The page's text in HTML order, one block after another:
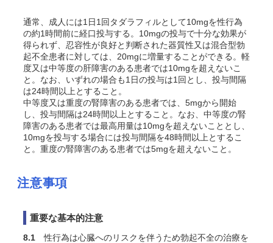
通常、成人には1日1回タダラフィルとして10mgを性行為
の約1時間前に経口投与する。10mgの投与で十分な効果が
得られず、忍容性が良好と判断された器質性又は混合型勃
起不全患者に対しては、20mgに増量することができる。軽
度又は中等度の肝障害のある患者では10mgを超えないこ
と。なお、いずれの場合も1日の投与は1回とし、投与間隔
は24時間以上とすること。
中等度又は重度の腎障害のある患者では、5mgから開始
し、投与間隔は24時間以上とすること。なお、中等度の腎
障害のある患者では最高用量は10mgを超えないこととし、
10mgを投与する場合には投与間隔を48時間以上とするこ
と。重度の腎障害のある患者では5mgを超えないこと。
注意事項
重要な基本的注意
8.1 性行為は心臓へのリスクを伴うため勃起不全の治療を